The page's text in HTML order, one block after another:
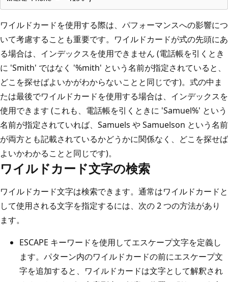
ワイルドカードを使用する際は、パフォーマンスへの影響につ
いて考慮することも重要です。ワイルドカードが式の先頭にあ
る場合は、インデックスを使用できません (電話帳を引くとき
に 'Smith' ではなく '%mith' という名前が指定されていると、
どこを探せばよいかがわからないことと同じです)。式の中ま
たは最後でワイルドカードを使用する場合は、インデックスを
使用できます (これも、電話帳を引くときに 'Samuel%' という
名前が指定されていれば、Samuels や Samuelson という名前
が両方とも記載されているかどうかに関係なく、どこを探せば
よいかわかることと同じです)。
ワイルドカード文字の検索
ワイルドカード文字は検索できます。通常はワイルドカードと
して使用される文字を指定するには、次の 2 つの方法があり
ます。
ESCAPE キーワードを使用してエスケープ文字を定義し
ます。パターン内のワイルドカードの前にエスケープ文
字を追加すると、ワイルドカードは文字として解釈され